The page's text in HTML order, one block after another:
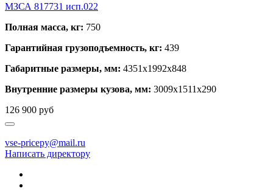
МЗСА 817731 исп.022
Полная масса, кг: 750
Гарантийная грузоподъемность, кг: 439
Габаритные размеры, мм: 4351х1992х848
Внутренние размеры кузова, мм: 3009х1511х290
126 900 руб
vse-pricepy@mail.ru
Написать директору